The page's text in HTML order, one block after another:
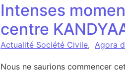
Intenses
centre
Actualité Société Civile, Agora
Nous ne saurions commencer